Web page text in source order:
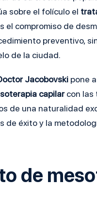
sobre el folículo el
el compromiso de
preventivo,
de la ciudad.
Jacobovski pone
capilar con las
de una naturalidad
de éxito y la
de